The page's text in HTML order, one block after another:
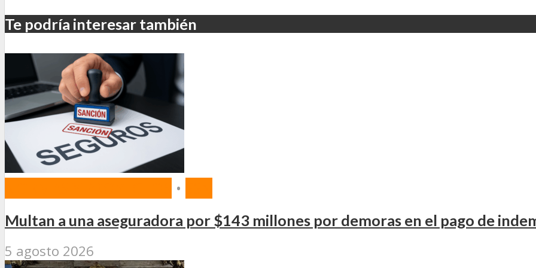
Te podría interesar también
•
Multan a una aseguradora por $143 millones por demoras en el pago de
5 agosto 2026